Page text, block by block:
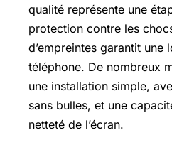
qualité représente une
protection contre les
d’empreintes garantit une
téléphone. De nombreux
une installation simple,
sans bulles, et une
netteté de l’écran.